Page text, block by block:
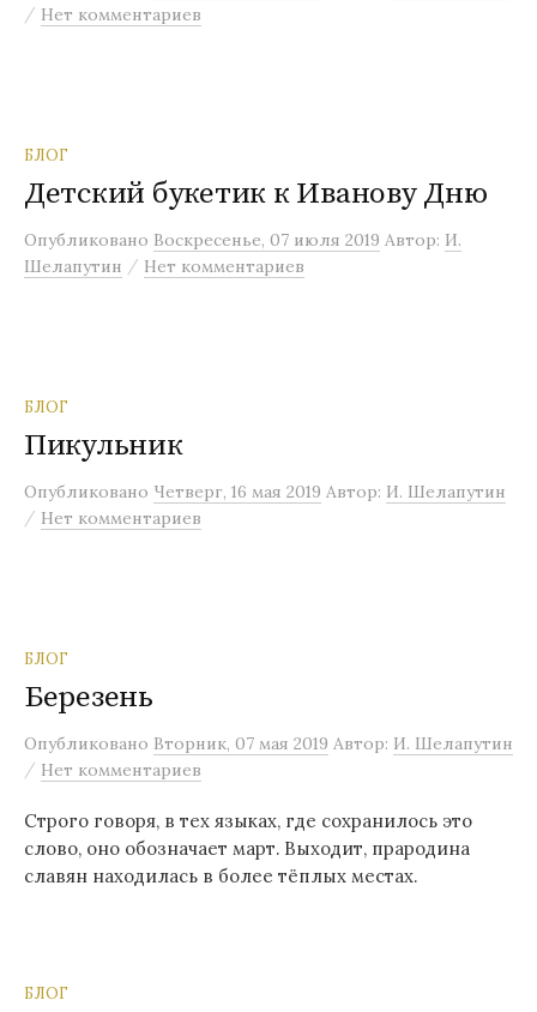
/ Нет комментариев
БЛОГ
Детский букетик к Иванову Дню
Опубликовано Воскресенье, 07 июля 2019 Автор: И.
Шелапутин / Нет комментариев
БЛОГ
Пикульник
Опубликовано Четверг, 16 мая 2019 Автор: И. Шелапутин
/ Нет комментариев
БЛОГ
Березень
Опубликовано Вторник, 07 мая 2019 Автор: И. Шелапутин
/ Нет комментариев
Строго говоря, в тех языках, где сохранилось это
слово, оно обозначает март. Выходит, прародина
славян находилась в более тёплых местах.
БЛОГ